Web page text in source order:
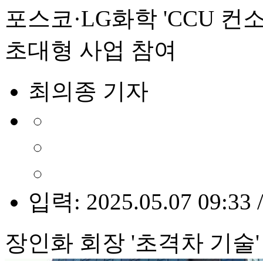
포스코·LG화학 'CCU 컨
초대형 사업 참여
최의종 기자
입력: 2025.05.07 09:33
장인화 회장 '초격차 기